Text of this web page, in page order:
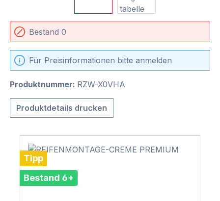
Bestand 0
Für Preisinformationen bitte anmelden
Produktnummer: RZW-X0VHA
Produktdetails drucken
Tipp
Bestand 6+